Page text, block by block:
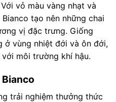
vỏ màu vàng nhạt và
tạo nên những chai
vị đặc trưng. Giống
ở vùng nhiệt đới và ôn đới,
môi trường khí hậu.
trải nghiệm thưởng thức